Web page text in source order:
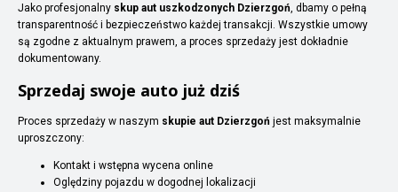
Jako profesjonalny skup aut uszkodzonych Dzierzgoń, dbamy o pełną
transparentność i bezpieczeństwo każdej transakcji. Wszystkie umowy
są zgodne z aktualnym prawem, a proces sprzedaży jest dokładnie
dokumentowany.
Sprzedaj swoje auto już dziś
Proces sprzedaży w naszym skupie aut Dzierzgoń jest maksymalnie
uproszczony:
Kontakt i wstępna wycena online
Oględziny pojazdu w dogodnej lokalizacji